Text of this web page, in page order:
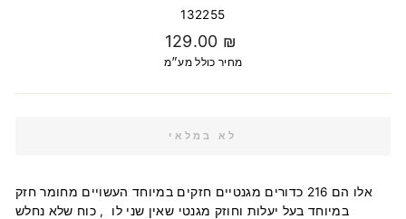
132255
מחיר
רגיל
129.00 ₪
מחיר כולל מע״מ
לא במלאי
אלו הם 216 כדורים מגנטיים חזקים במיוחד העשויים מחומר חזק
במיוחד בעל יעלות וחוזק מגנטי שאין שני לו , כוח שלא נחלש